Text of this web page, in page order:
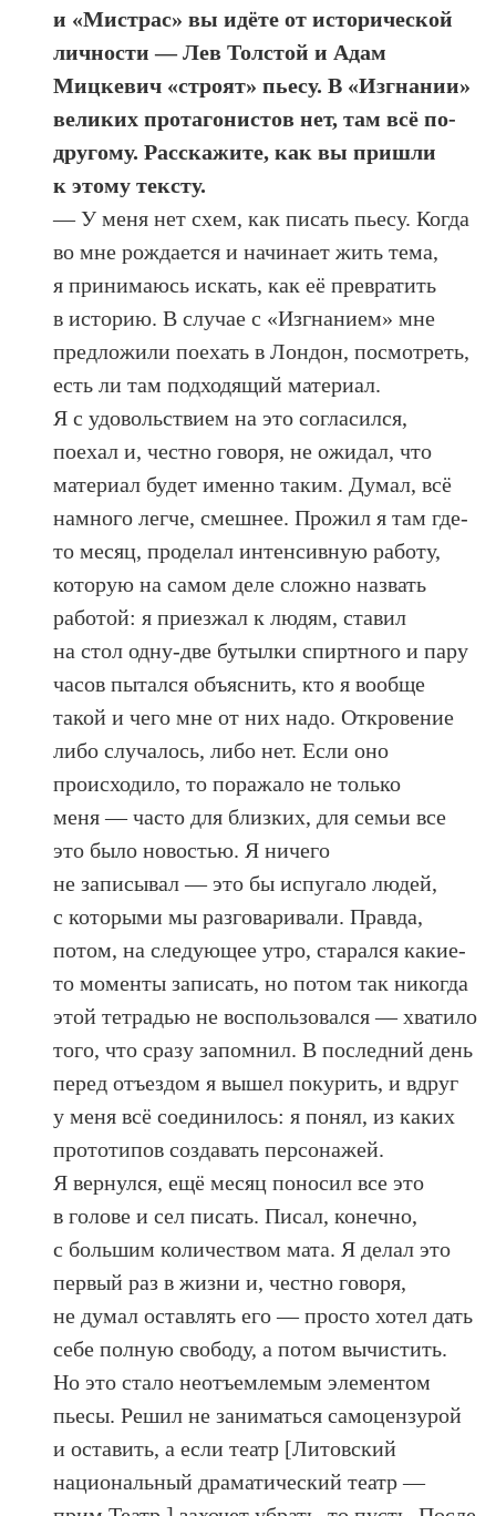
и «Мистрас» вы идёте от исторической
личности — Лев Толстой и Адам
Мицкевич «строят» пьесу. В «Изгнании»
великих протагонистов нет, там всё по-
другому. Расскажите, как вы пришли
к этому тексту.
— У меня нет схем, как писать пьесу. Когда
во мне рождается и начинает жить тема,
я принимаюсь искать, как её превратить
в историю. В случае с «Изгнанием» мне
предложили поехать в Лондон, посмотреть,
есть ли там подходящий материал.
Я с удовольствием на это согласился,
поехал и, честно говоря, не ожидал, что
материал будет именно таким. Думал, всё
намного легче, смешнее. Прожил я там где-
то месяц, проделал интенсивную работу,
которую на самом деле сложно назвать
работой: я приезжал к людям, ставил
на стол одну-две бутылки спиртного и пару
часов пытался объяснить, кто я вообще
такой и чего мне от них надо. Откровение
либо случалось, либо нет. Если оно
происходило, то поражало не только
меня — часто для близких, для семьи все
это было новостью. Я ничего
не записывал — это бы испугало людей,
с которыми мы разговаривали. Правда,
потом, на следующее утро, старался какие-
то моменты записать, но потом так никогда
этой тетрадью не воспользовался — хватило
того, что сразу запомнил. В последний день
перед отъездом я вышел покурить, и вдруг
у меня всё соединилось: я понял, из каких
прототипов создавать персонажей.
Я вернулся, ещё месяц поносил все это
в голове и сел писать. Писал, конечно,
с большим количеством мата. Я делал это
первый раз в жизни и, честно говоря,
не думал оставлять его — просто хотел дать
себе полную свободу, а потом вычистить.
Но это стало неотъемлемым элементом
пьесы. Решил не заниматься самоцензурой
и оставить, а если театр [Литовский
национальный драматический театр —